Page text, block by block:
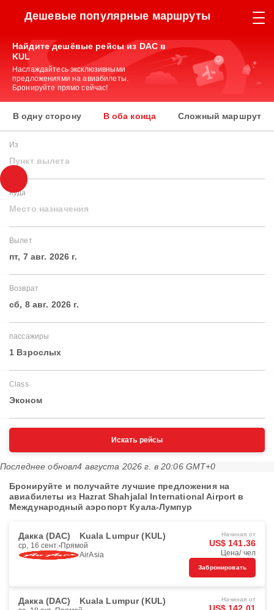
Дешевые популярные маршруты
Найдите дешёвые рейсы из DAC в
KUL
Наслаждайтесь эксклюзивными
предложениями на авиабилеты.
Бронируйте прямо сейчас!
В одну сторону В оба конца Сложный маршрут
Из
Пункт вылета
Куда
Место назначения
Вылет
пт, 7 авг. 2026 г.
Возврат
сб, 8 авг. 2026 г.
пассажиры
1 Взрослых
Class
Эконом
Искать рейсы
Последнее обновл4 августа 2026 г. в 20:06 GMT+0
Бронируйте и получайте лучшие предложения на
авиабилеты из Hazrat Shahjalal International Airport в
Международный аэропорт Куала-Лумпур
Дакка (DAC) Kuala Lumpur (KUL)
ср, 16 сент. Прямой
AirAsia
Начиная от
US$ 141.36
Цена/ чел
Забронировать
Дакка (DAC) Kuala Lumpur (KUL) Начиная от